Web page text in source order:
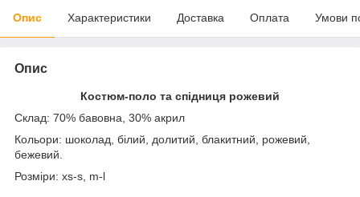
Опис Характеристики Доставка Оплата Умови
Опис
Костюм-поло та спідниця рожевий
Склад: 70% бавовна, 30% акрил
Кольори: шоколад, білий, долитий, блакитний, рожевий,
бежевий.
Розміри: xs-s, m-l